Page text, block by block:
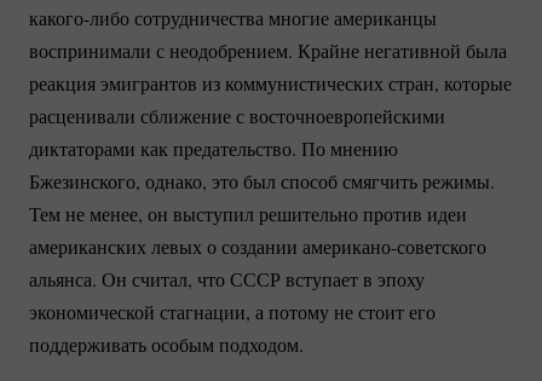
какого-либосотрудничества многие американцы
воспринимали с неодобрением. Крайне негативной была
реакция эмигрантов из коммунистических стран, которые
расценивали сближение с восточноевропейскими
диктаторами как предательство. По мнению
Бжезинского, однако, это был способ смягчить режимы.
Тем не менее, он выступил решительно против идеи
американских левых о создании американо-советского
альянса. Он считал, что СССР вступает в эпоху
экономической стагнации, а потому не стоит его
поддерживать особым подходом.